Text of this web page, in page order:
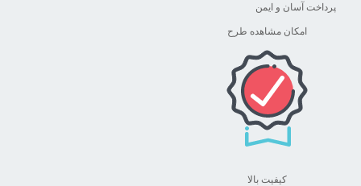
پرداخت آسان و ایمن
امکان مشاهده طرح
کیفیت بالا